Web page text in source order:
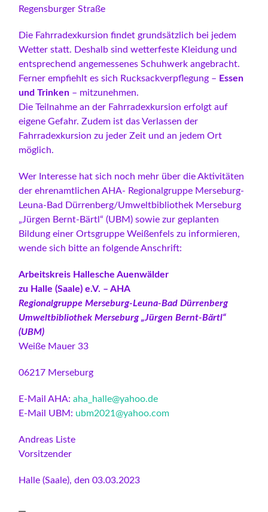
Regensburger Straße
Die Fahrradexkursion findet grundsätzlich bei jedem
Wetter statt. Deshalb sind wetterfeste Kleidung und
entsprechend angemessenes Schuhwerk angebracht.
Ferner empfiehlt es sich Rucksackverpflegung – Essen
und Trinken – mitzunehmen.
Die Teilnahme an der Fahrradexkursion erfolgt auf
eigene Gefahr. Zudem ist das Verlassen der
Fahrradexkursion zu jeder Zeit und an jedem Ort
möglich.
Wer Interesse hat sich noch mehr über die Aktivitäten
der ehrenamtlichen AHA- Regionalgruppe Merseburg-
Leuna-Bad Dürrenberg/Umweltbibliothek Merseburg
„Jürgen Bernt-Bärtl“ (UBM) sowie zur geplanten
Bildung einer Ortsgruppe Weißenfels zu informieren,
wende sich bitte an folgende Anschrift:
Arbeitskreis Hallesche Auenwälder
zu Halle (Saale) e.V. – AHA
Regionalgruppe Merseburg-Leuna-Bad Dürrenberg
Umweltbibliothek Merseburg „Jürgen Bernt-Bärtl“
(UBM)
Weiße Mauer 33
06217 Merseburg
E-Mail AHA:aha_halle@yahoo.de
E-Mail UBM: ubm2021@yahoo.com
Andreas Liste
Vorsitzender
Halle (Saale), den 03.03.2023